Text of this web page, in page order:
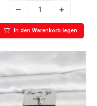
In den Warenkorb legen